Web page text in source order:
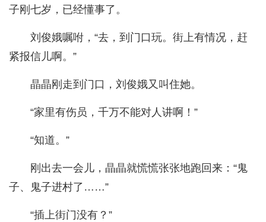
子刚七岁，已经懂事了。
刘俊娥嘱咐，“去，到门口玩。街上有情况，赶
紧报信儿啊。”
晶晶刚走到门口，刘俊娥又叫住她。
“家里有伤员，千万不能对人讲啊！”
“知道。”
刚出去一会儿，晶晶就慌慌张张地跑回来：“鬼
子、鬼子进村了……”
“插上街门没有？”